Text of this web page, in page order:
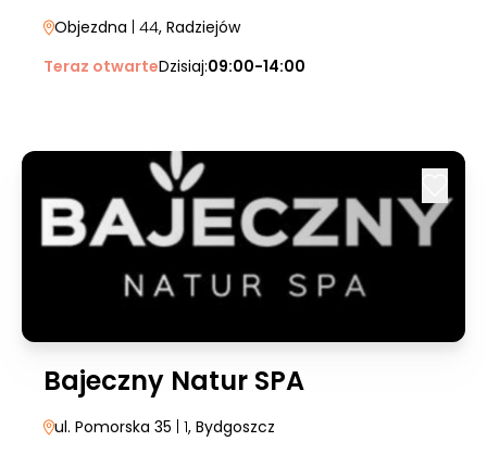
Objezdna | 44, Radziejów
Teraz otwarteDzisiaj:09:00-14:00
Bajeczny Natur SPA
ul. Pomorska 35 | 1, Bydgoszcz